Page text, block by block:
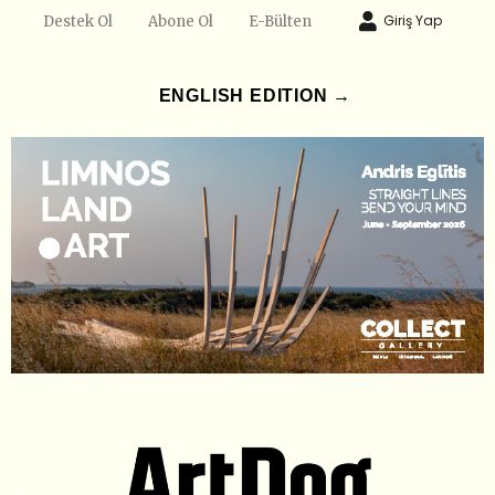
Destek Ol Abone Ol E-Bülten Giriş Yap
ENGLISH EDITION →